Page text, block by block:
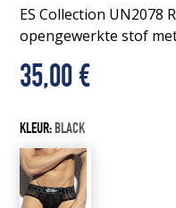
ES Collection UN2078
opengewerkte stof
35,00€
KLEUR:BLACK